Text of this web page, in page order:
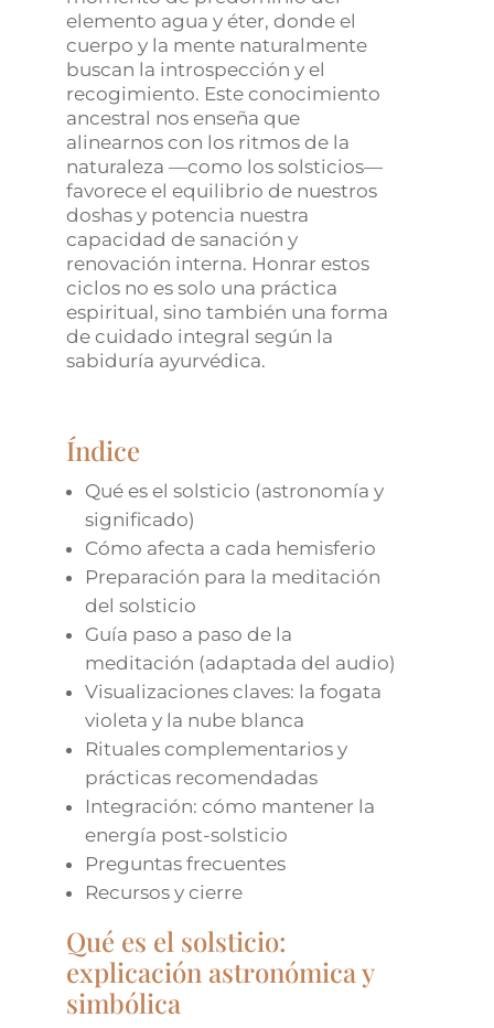
elemento agua y éter, donde el
cuerpo y la mente naturalmente
buscan la introspección y el
recogimiento. Este conocimiento
ancestral nos enseña que
alinearnos con los ritmos de la
naturaleza —como los solsticios—
favorece el equilibrio de nuestros
doshas y potencia nuestra
capacidad de sanación y
renovación interna. Honrar estos
ciclos no es solo una práctica
espiritual, sino también una forma
de cuidado integral según la
sabiduría ayurvédica.
Índice
Qué es el solsticio (astronomía y
significado)
Cómo afecta a cada hemisferio
Preparación para la meditación
del solsticio
Guía paso a paso de la
meditación (adaptada del audio)
Visualizaciones claves: la fogata
violeta y la nube blanca
Rituales complementarios y
prácticas recomendadas
Integración: cómo mantener la
energía post-solsticio
Preguntas frecuentes
Recursos y cierre
Qué es el solsticio:
explicación astronómica y
simbólica